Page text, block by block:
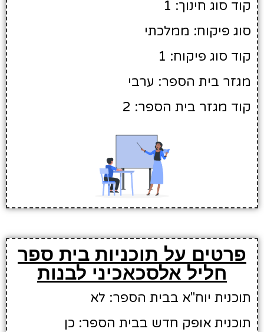
קוד סוג חינוך: 1
סוג פיקוח: ממלכתי
קוד סוג פיקוח: 1
מגזר בית הספר: ערבי
קוד מגזר בית הספר: 2
פרטים על תוכניות בית ספר
חליל אלסכאכיני לבנות
תוכנית יוח"א בבית הספר: לא
תוכנית אופק חדש בבית הספר: כן